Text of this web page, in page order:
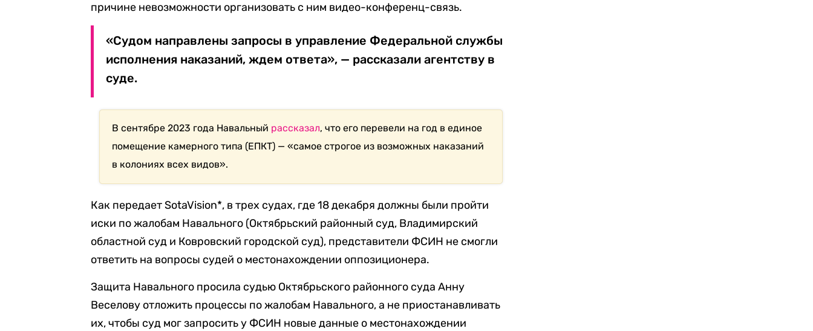
причине невозможности организовать с ним видео-конференц-связь.
«Судом направлены запросы в управление Федеральной службы
исполнения наказаний, ждем ответа», — рассказали агентству в
суде.
В сентябре 2023 года Навальный рассказал, что его перевели на год в единое
помещение камерного типа (ЕПКТ) — «самое строгое из возможных наказаний
в колониях всех видов».
Как передает SotaVision*, в трех судах, где 18 декабря должны были пройти
иски по жалобам Навального (Октябрьский районный суд, Владимирский
областной суд и Ковровский городской суд), представители ФСИН не смогли
ответить на вопросы судей о местонахождении оппозиционера.
Защита Навального просила судью Октябрьского районного суда Анну
Веселову отложить процессы по жалобам Навального, а не приостанавливать
их, чтобы суд мог запросить у ФСИН новые данные о местонахождении